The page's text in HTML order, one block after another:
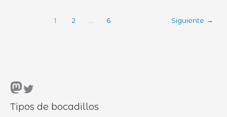
1 2 6 Siguiente →
Mastodon Twitter
Tipos de bocadillos